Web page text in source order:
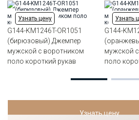
Узнать цену
G144-KM1246T-OR1051
(бирюзовый) Джемпер
мужской с воротником
поло короткий рукав
Узнать
G144-
мужской
поло
Узнать цену